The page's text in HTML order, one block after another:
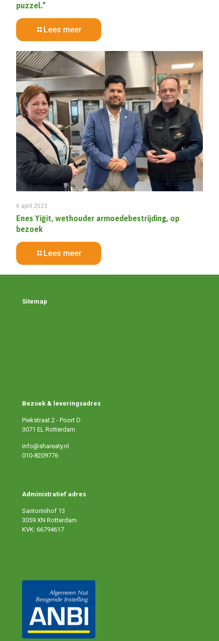
puzzel.”
Lees meer
6 april 2023
Enes Yiğit, wethouder armoedebestrijding, op
bezoek
Lees meer
Sitemap
Bezoek & leveringsadres
Piekstraat 2 - Poort D
3071 EL Rotterdam
info@shareaty.nl
010-8209776
Administratief adres
Santorinihof 13
3059 XN Rotterdam
KVK: 66794617